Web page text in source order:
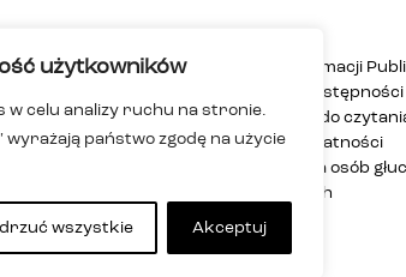
użytkowników
w celu analizy ruchu na stronie.
wyrażają państwo zgodę na użycie
wszystkie Akceptuj
Warszawy
Warszawa
Biuletyn Informacji
Deklaracja dostępności
Wersja łatwa do
Polityka prywatności
Informacja dla osób
i niesłyszących
Mapa strony